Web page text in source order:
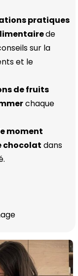
pratiques
de
sur la
et le
de fruits
chaque
moment
chocolat dans